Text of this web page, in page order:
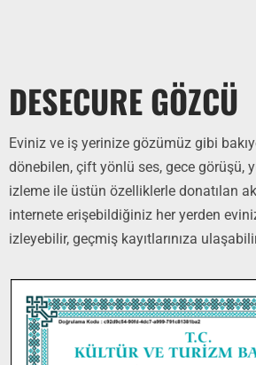
DESECURE GÖZCÜ
Eviniz ve iş yerinize gözümüz gibi
dönebilen, çift yönlü ses, gece görüşü,
izleme ile üstün özelliklerle donatılan
internete erişebildiğiniz her yerden
izleyebilir, geçmiş kayıtlarınıza